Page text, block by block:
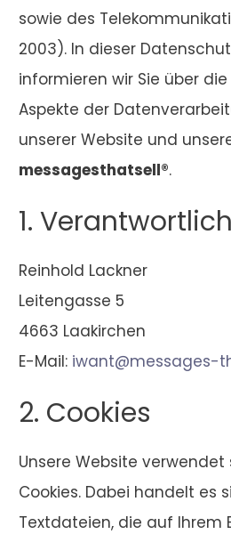
sowie des
2003). In dieser
informieren wir Sie über
Aspekte der
unserer Website und
messagesthatsell®.
1.
Reinhold Lackner
Leitengasse 5
4663 Laakirchen
E-Mail: iwant@messages-
2. Cookies
Unsere Website
Cookies. Dabei handelt es
Textdateien, die auf Ihrem